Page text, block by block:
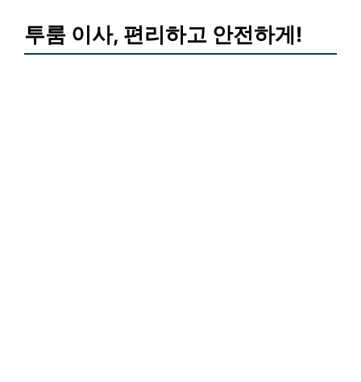
투룸 이사, 편리하고 안전하게!